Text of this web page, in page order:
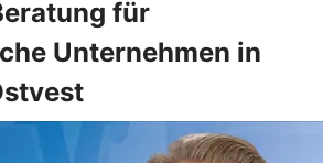
für
Unternehmen in